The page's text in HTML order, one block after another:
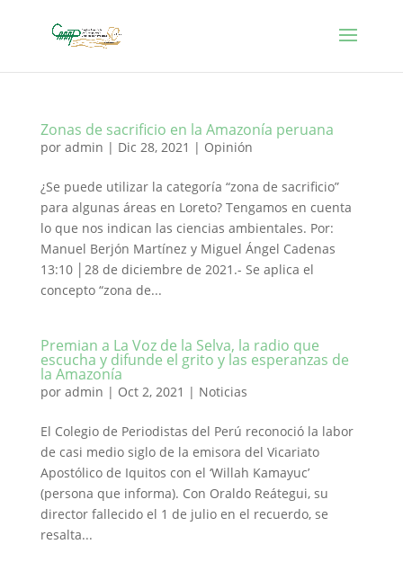
Zonas de sacrificio en la Amazonía peruana
por admin | Dic 28, 2021 | Opinión
¿Se puede utilizar la categoría “zona de sacrificio”
para algunas áreas en Loreto? Tengamos en cuenta
lo que nos indican las ciencias ambientales. Por:
Manuel Berjón Martínez y Miguel Ángel Cadenas
13:10 │28 de diciembre de 2021.- Se aplica el
concepto “zona de...
Premian a La Voz de la Selva, la radio que
escucha y difunde el grito y las esperanzas de
la Amazonía
por admin | Oct 2, 2021 | Noticias
El Colegio de Periodistas del Perú reconoció la labor
de casi medio siglo de la emisora del Vicariato
Apostólico de Iquitos con el ‘Willah Kamayuc’
(persona que informa). Con Oraldo Reátegui, su
director fallecido el 1 de julio en el recuerdo, se
resalta...